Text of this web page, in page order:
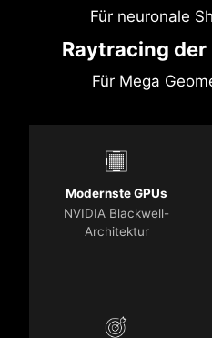
Für neuronale
Raytracing
Für Mega
Modernste GPUs
NVIDIA Blackwell-
Architektur